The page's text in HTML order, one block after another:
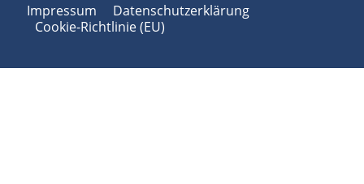
Impressum
Datenschutzerklärung
Cookie-Richtlinie (EU)